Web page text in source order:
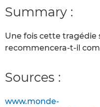
Summary :
Une fois cette
recommencera-t-il
Sources :
www.monde-